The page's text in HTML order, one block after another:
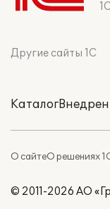
Другие сайты 1С
Каталог
О сайтеО решениях
© 2011-2026 АО